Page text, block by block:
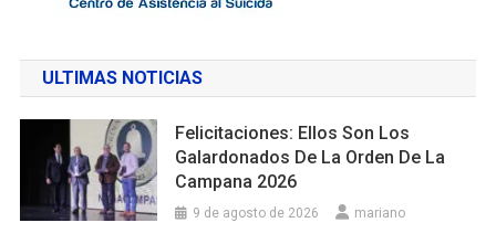
ULTIMAS NOTICIAS
Felicitaciones: Ellos Son Los
Galardonados De La Orden De La
Campana 2026
9 de agosto de 2026 mariano